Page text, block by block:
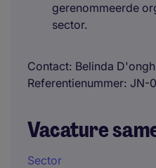
gerenommeerde
sector.
Contact Belinda
Referentienummer JN-
Vacature
Sector